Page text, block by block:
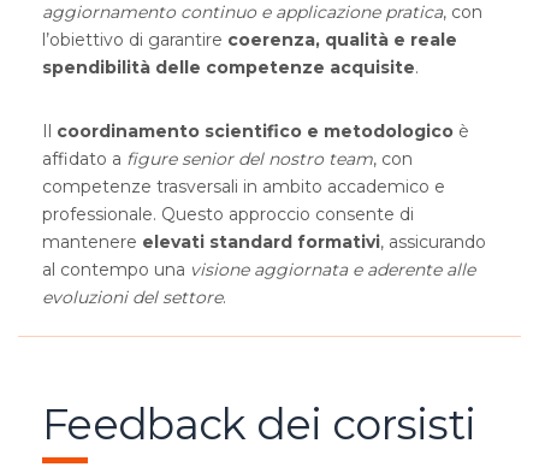
aggiornamento continuo e applicazione pratica, con
l’obiettivo di garantire coerenza, qualità e reale
spendibilità delle competenze acquisite.
Il coordinamento scientifico e metodologico è
affidato a figure senior del nostro team, con
competenze trasversali in ambito accademico e
professionale. Questo approccio consente di
mantenere elevati standard formativi, assicurando
al contempo una visione aggiornata e aderente alle
evoluzioni del settore.
Feedback dei corsisti